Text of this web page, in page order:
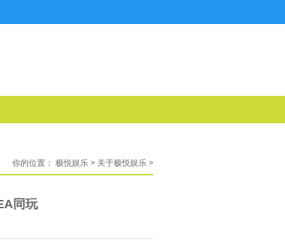
你的位置： 极悦娱乐 > 关于极悦娱乐 >
同玩